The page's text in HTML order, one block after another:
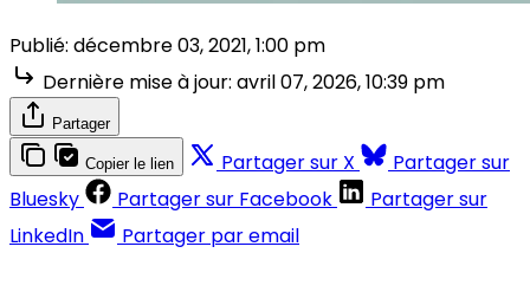
Publié: décembre 03, 2021, 1:00 pm
Dernière mise à jour: avril 07, 2026, 10:39 pm
Partager
Copier le lien Partager sur X
Partager sur
Bluesky
Partager sur Facebook
Partager sur
LinkedIn
Partager par email